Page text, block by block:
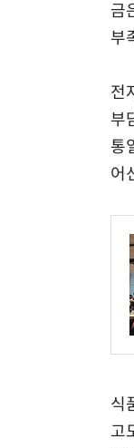
금
부
전
부
통
어
식
고